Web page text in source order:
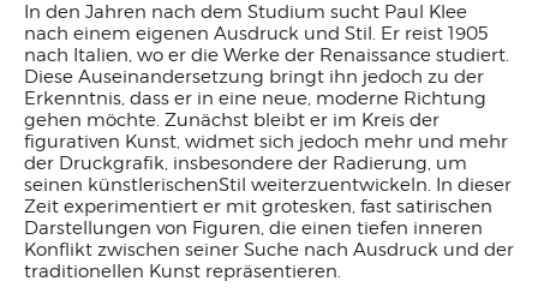
In den Jahren nach dem Studium sucht Paul Klee
nach einem eigenen Ausdruck und Stil. Er reist 1905
nach Italien, wo er die Werke der Renaissance studiert.
Diese Auseinandersetzung bringt ihn jedoch zu der
Erkenntnis, dass er in eine neue, moderne Richtung
gehen möchte. Zunächst bleibt er im Kreis der
figurativen Kunst, widmet sich jedoch mehr und mehr
der Druckgrafik, insbesondere der Radierung, um
seinen künstlerischenStil weiterzuentwickeln. In dieser
Zeit experimentiert er mit grotesken, fast satirischen
Darstellungen von Figuren, die einen tiefen inneren
Konflikt zwischen seiner Suche nach Ausdruck und der
traditionellen Kunst repräsentieren.